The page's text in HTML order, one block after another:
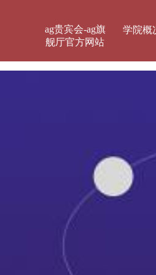
ag贵宾会-ag旗
舰厅官方网站
学院概